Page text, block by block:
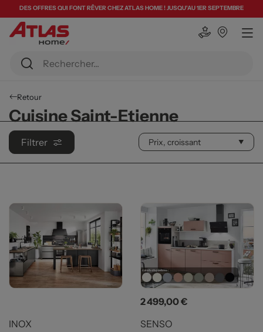
DES OFFRES QUI FONT RÊVER CHEZ ATLAS HOME ! JUSQU'AU 1ER SEPTEMBRE
Retour
Cuisine Saint-Etienne
Filtrer
INOX
Prix
2 499,00 €
SENSO